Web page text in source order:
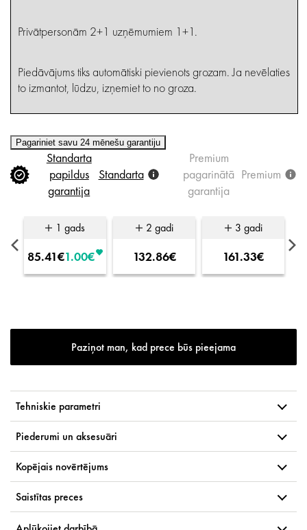
Privātpersonām 2+1 uzņēmumiem 1+1.
Piedāvājums tiks automātiski pievienots grozam. Ja nevēlaties
to izmantot, lūdzu, izņemiet to no groza.
Pagariniet savu 24 mēnešu garantiju
Standarta
papildus
garantija
Standarta
Premium
pagarinātā
garantija
Premium
1 gads
85.41€1.00€
2 gadi
132.86€
3 gadi
161.33€
Paziņot man, kad prece būs pieejama
Tehniskie parametri
Piederumi un aksesuāri
Kopējais novērtējums
Saistītas preces